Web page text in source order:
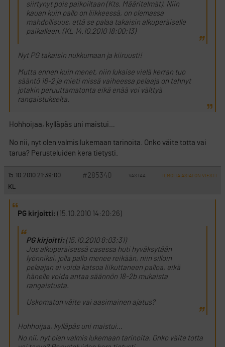
siirtynyt pois paikoiltaan (Kts. Määritelmät). Niin
kauan kuin pallo on liikkeessä, on olemassa
mahdollisuus, että se palaa takaisin alkuperäiselle
paikalleen. (KL 14.10.2010 18:00:13)
Nyt PG takaisin nukkumaan ja kiiruusti!
Mutta ennen kuin menet, niin lukaise vielä kerran tuo
sääntö 18-2 ja mieti missä vaiheessa pelaaja on tehnyt
jotakin peruuttamatonta eikä enää voi välttyä
rangaistukselta.
Hohhoijaa, kylläpäs uni maistui…
No nii, nyt olen valmis lukemaan tarinoita. Onko väite totta vai
tarua? Perusteluiden kera tietysti.
15.10.2010 21:39:00 #285340 VASTAA ILMOITA ASIATON VIESTI
KL
PG kirjoitti: (15.10.2010 14:20:26)
PG kirjoitti:(15.10.2010 8:03:31)
Jos alkuperäisessä casessa huti hyväksytään
lyönniksi, jolla pallo menee reikään, niin silloin
pelaajan ei voida katsoa liikuttaneen palloa, eikä
hänelle voida antaa säännön 18-2b mukaista
rangaistusta.
Uskomaton väite vai aasimainen ajatus?
Hohhoijaa, kylläpäs uni maistui…
No nii, nyt olen valmis lukemaan tarinoita. Onko väite totta